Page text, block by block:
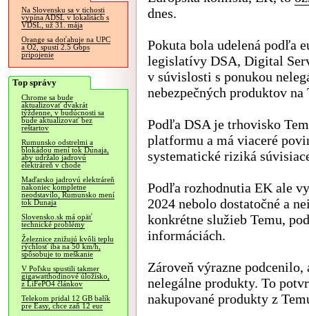
Na Slovensku sa v tichosti
vypína ADSL v lokalitách s
VDSL, už 31. mája
Orange sa doťahuje na UPC
a O2, spustí 2.5 Gbps
pripojenie
Top správy
Chrome sa bude
aktualizovať dvakrát
týždenne, v budúcnosti sa
bude aktualizovať bez
reštartov
Rumunsko odstrelmi a
blokádou mení tok Dunaja,
aby udržalo jadrovú
elektráreň v chode
Maďarsko jadrovú elektráreň
nakoniec kompletne
neodstavilo, Rumunsko mení
tok Dunaja
Slovensko.sk má opäť
technické problémy
Železnice znižujú kvôli teplu
rýchlosť iba na 50 km/h,
spôsobuje to meškanie
V Poľsku spustili takmer
gigawatthodinové úložisko,
z LiFePO4 článkov
Telekom pridal 12 GB balík
pre Easy, chce zaň 12 eur
dnes.
Pokuta bola udelená podľa
legislatívy DSA, Digital
v súvislosti s ponukou
nebezpečných produktov na
Podľa DSA je trhovisko
platformu a má viaceré
systematické riziká
Podľa rozhodnutia EK ale
2024 nebolo dostatočné a
konkrétne služieb Temu,
informáciách.
Zároveň výrazne
nelegálne produkty. To
nakupované produkty z